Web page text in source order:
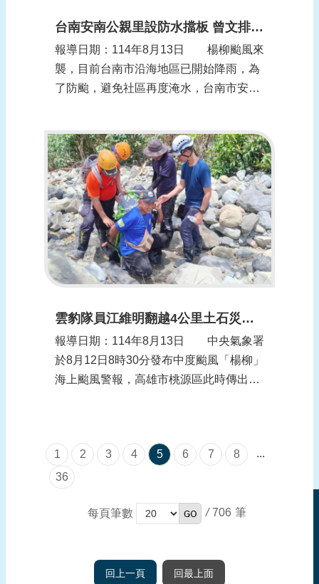
台南安南公親里設防水擋板 曾文排水線加固
報導日期：114年8月13日 楊柳颱風來
襲，目前台南市沿海地區已開始降雨，為
了防颱，避免社區再度淹水，台南市安南
板，水利署六河分署也趕在颱風到來前，
在曾文排水線摸黑搶修加固工程，希望有
備無患，安全度過楊柳颱風的考驗。
今年丹娜...
雲豹隊員江維明翻越4公里土石災區 成功救出95歲老翁
報導日期：114年8月13日 中央氣象署
於8月12日8時30分發布中度颱風「楊柳」
海上颱風警報，高雄市桃源區此時傳出一
局警消人員協同努力下，由雲豹隊員江維
明徒步背負，翻越4公里土石流災區...
1 2 3 4 5 6 7 8
...
36
每頁筆數 / 706
回上一頁 回最上面